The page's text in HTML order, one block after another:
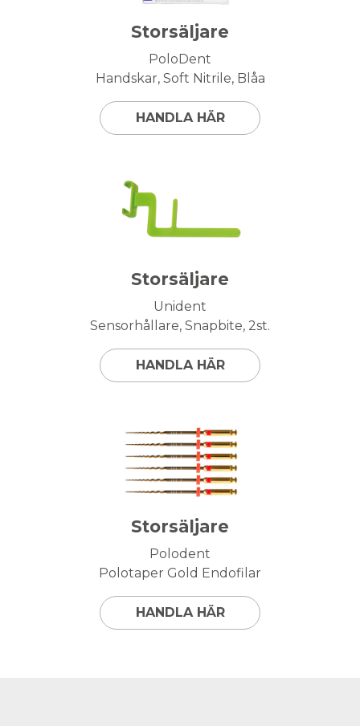
Storsäljare
PoloDent
Handskar, Soft Nitrile, Blåa
HANDLA HÄR
Storsäljare
Unident
Sensorhållare, Snapbite, 2st.
HANDLA HÄR
Storsäljare
Polodent
Polotaper Gold Endofilar
HANDLA HÄR